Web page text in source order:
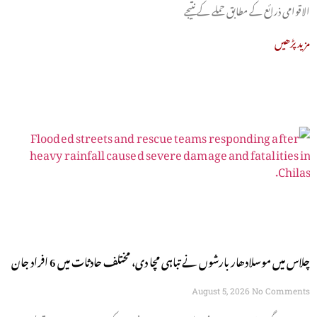
الاقوامی ذرائع کے مطابق حملے کے نتیجے
مزید پڑھیں
چلاس میں موسلادھار بارشوں نے تباہی مچا دی، مختلف حادثات میں 6 افراد جان
سے گئے
August 5, 2026 No Comments